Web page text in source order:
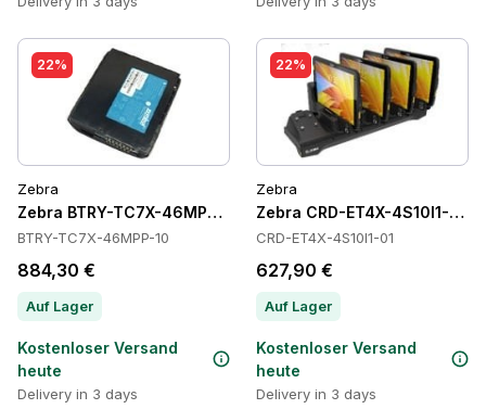
22%
Zebra
Zebra BTRY-TC7X-46MPP-10 Batteries
BTRY-TC7X-46MPP-10
884,30 €
Auf Lager
Kostenloser Versand
heute
Delivery in 3 days
22%
Zebra
Zebra CRD-ET4X-4S10I1-01
CRD-ET4X-4S10I1-01
627,90 €
Auf Lager
Kostenloser Versand
heute
Delivery in 3 days